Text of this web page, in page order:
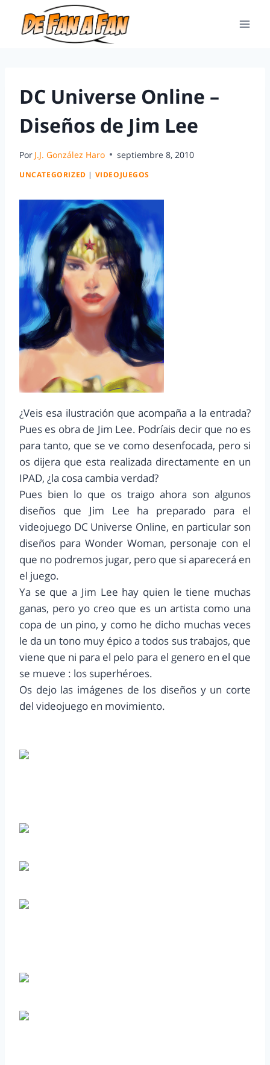
DC Universe Online –
Diseños de Jim Lee
Por J.J. González Haro septiembre 8, 2010
UNCATEGORIZED | VIDEOJUEGOS
¿Veis esa ilustración que acompaña a la entrada?
Pues es obra de Jim Lee. Podríais decir que no es
para tanto, que se ve como desenfocada, pero si
os dijera que esta realizada directamente en un
IPAD, ¿la cosa cambia verdad?
Pues bien lo que os traigo ahora son algunos
diseños que Jim Lee ha preparado para el
videojuego DC Universe Online, en particular son
diseños para Wonder Woman, personaje con el
que no podremos jugar, pero que si aparecerá en
el juego.
Ya se que a Jim Lee hay quien le tiene muchas
ganas, pero yo creo que es un artista como una
copa de un pino, y como he dicho muchas veces
le da un tono muy épico a todos sus trabajos, que
viene que ni para el pelo para el genero en el que
se mueve : los superhéroes.
Os dejo las imágenes de los diseños y un corte
del videojuego en movimiento.